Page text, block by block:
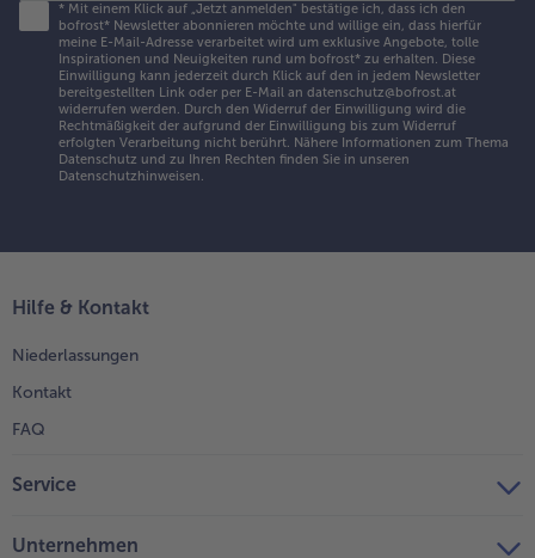
* Mit einem Klick auf „Jetzt anmelden" bestätige ich, dass ich den
bofrost* Newsletter abonnieren möchte und willige ein, dass hierfür
meine E-Mail-Adresse verarbeitet wird um exklusive Angebote, tolle
Inspirationen und Neuigkeiten rund um bofrost* zu erhalten. Diese
Einwilligung kann jederzeit durch Klick auf den in jedem Newsletter
bereitgestellten Link oder per E-Mail an datenschutz@bofrost.at
widerrufen werden. Durch den Widerruf der Einwilligung wird die
Rechtmäßigkeit der aufgrund der Einwilligung bis zum Widerruf
erfolgten Verarbeitung nicht berührt. Nähere Informationen zum Thema
Datenschutz und zu Ihren Rechten finden Sie in unseren
Datenschutzhinweisen.
Hilfe & Kontakt
Niederlassungen
Kontakt
FAQ
Service
Unternehmen